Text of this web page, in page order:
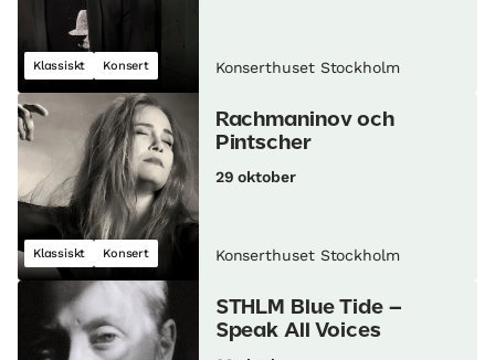
Klassiskt Konsert Konserthuset Stockholm
Klassiskt Konsert
Rachmaninov och
Pintscher
29 oktober
Konserthuset Stockholm
STHLM Blue Tide –
Speak All Voices